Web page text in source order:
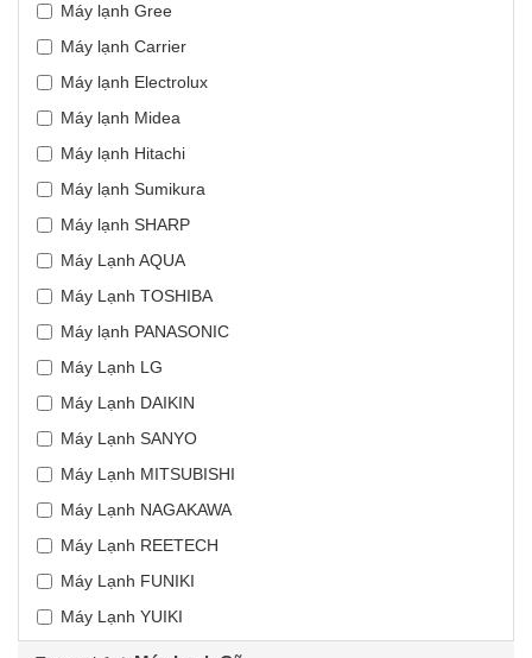
Máy lạnh Gree
Máy lạnh Carrier
Máy lạnh Electrolux
Máy lạnh Midea
Máy lạnh Hitachi
Máy lạnh Sumikura
Máy lạnh SHARP
Máy Lạnh AQUA
Máy Lạnh TOSHIBA
Máy lạnh PANASONIC
Máy Lạnh LG
Máy Lạnh DAIKIN
Máy Lạnh SANYO
Máy Lạnh MITSUBISHI
Máy Lạnh NAGAKAWA
Máy Lạnh REETECH
Máy Lạnh FUNIKI
Máy Lạnh YUIKI